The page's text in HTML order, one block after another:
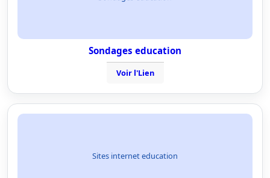
Sondages education
Voir l'Lien
Sites internet education